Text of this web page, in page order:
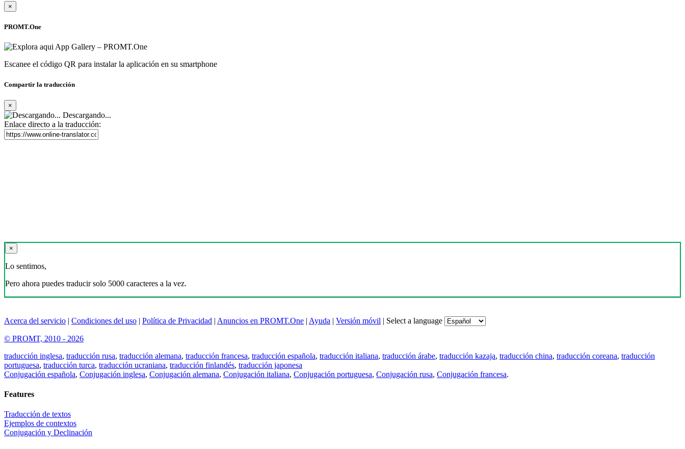
×
PROMT.One
Escanee el código QR para instalar la aplicación en su smartphone
Compartir la traducción
×
Descargando...
Enlace directo a la traducción:
×
Lo sentimos,
Pero ahora puedes traducir solo 5000 caracteres a la vez.
Acerca del servicio | Condiciones del uso | Política de Privacidad | Anuncios en PROMT.One | Ayuda | Versión móvil | Select a language
© PROMT, 2010 - 2026
traducción inglesa, traducción rusa, traducción alemana, traducción francesa, traducción española, traducción italiana, traducción árabe, traducción kazaja, traducción china, traducción coreana, traducción
portuguesa, traducción turca, traducción ucraniana, traducción finlandés, traducción japonesa
Conjugación española, Conjugación inglesa, Conjugación alemana, Conjugación italiana, Conjugación portuguesa, Conjugación rusa, Conjugación francesa.
Features
Traducción de textos
Ejemplos de contextos
Conjugación y Declinación